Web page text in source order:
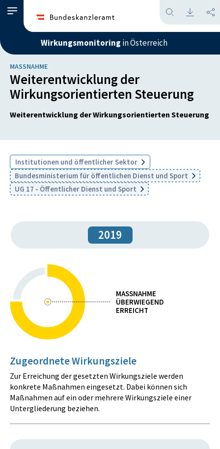
Wirkungsmonitoring in Österreich
MASSNAHME
Weiterentwicklung der
Wirkungsorientierten Steuerung
Weiterentwicklung der Wirkungsorientierten Steuerung
Institutionen und öffentlicher Sektor
Bundesministerium für öffentlichen Dienst und Sport
UG 17 - Öffentlicher Dienst und Sport
2019
MASSNAHME
ÜBERWIEGEND
ERREICHT
Zugeordnete Wirkungsziele
Zur Erreichung der gesetzten Wirkungsziele werden
konkrete Maßnahmen eingesetzt. Dabei können sich
Maßnahmen auf ein oder mehrere Wirkungsziele einer
Untergliederung beziehen.